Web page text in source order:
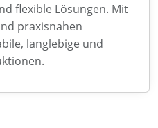
flexible Lösungen. Mit
praxisnahen
langlebige und